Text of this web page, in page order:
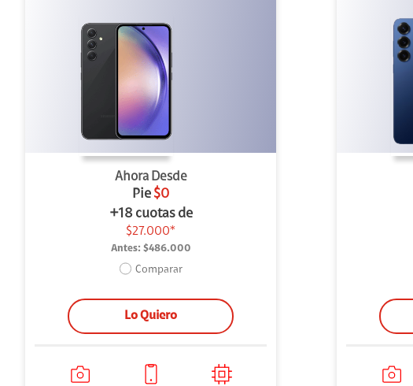
Ahora Desde
Pie $0
+18 cuotas de
$27.000*
Antes: $486.000
Comparar
Lo Quiero